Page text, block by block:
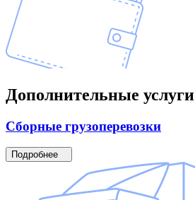
Дополнительные услуги
Сборные грузоперевозки
Подробнее